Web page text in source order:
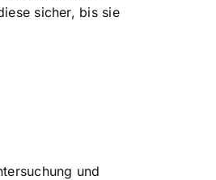
sicher, bis sie
und